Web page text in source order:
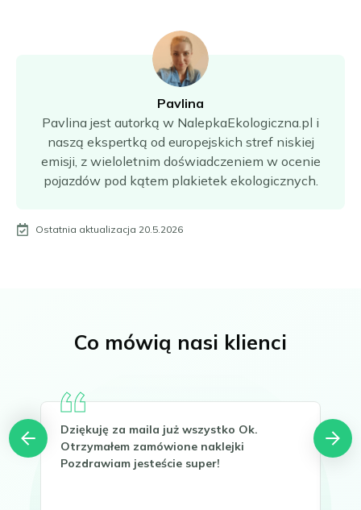
Pavlina
Pavlina jest autorką w NalepkaEkologiczna.pl i
naszą ekspertką od europejskich stref niskiej
emisji, z wieloletnim doświadczeniem w ocenie
pojazdów pod kątem plakietek ekologicznych.
Ostatnia aktualizacja 20.5.2026
Co mówią nasi klienci
Dziękuję za maila już wszystko Ok.
Otrzymałem zamówione naklejki
Pozdrawiam jesteście super!